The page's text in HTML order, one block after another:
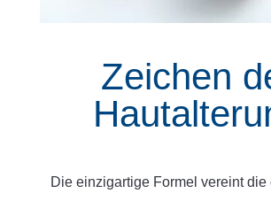
Zeichen
Die einzigartige Formel vereint die